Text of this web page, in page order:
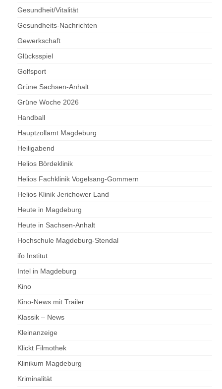
Gesundheit/Vitalität
Gesundheits-Nachrichten
Gewerkschaft
Glücksspiel
Golfsport
Grüne Sachsen-Anhalt
Grüne Woche 2026
Handball
Hauptzollamt Magdeburg
Heiligabend
Helios Bördeklinik
Helios Fachklinik Vogelsang-Gommern
Helios Klinik Jerichower Land
Heute in Magdeburg
Heute in Sachsen-Anhalt
Hochschule Magdeburg-Stendal
ifo Institut
Intel in Magdeburg
Kino
Kino-News mit Trailer
Klassik – News
Kleinanzeige
Klickt Filmothek
Klinikum Magdeburg
Kriminalität